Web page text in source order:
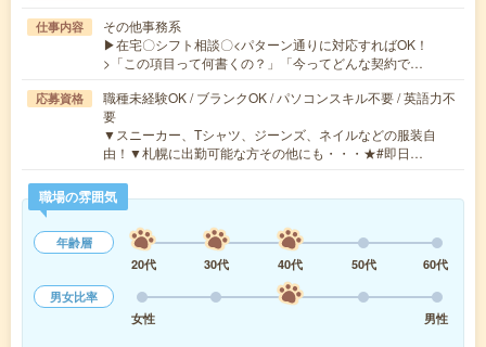
仕事内容
その他事務系
▶在宅〇シフト相談〇<パターン通りに対応すればOK！
>「この項目って何書くの？」「今ってどんな契約で…
応募資格
職種未経験OK / ブランクOK / パソコンスキル不要 / 英語力不
要
▼スニーカー、Tシャツ、ジーンズ、ネイルなどの服装自
由！▼札幌に出勤可能な方その他にも・・・★#即日…
職場の雰囲気
年齢層
20代
30代 40代 50代
60代
男女比率
女性
男性